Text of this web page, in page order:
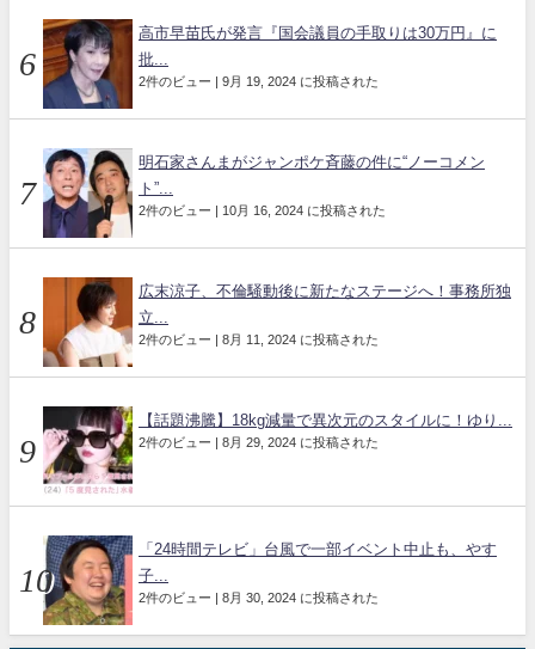
高市早苗氏が発言『国会議員の手取りは30万円』に
批...
2件のビュー | 9月 19, 2024 に投稿された
明石家さんまがジャンポケ斉藤の件に“ノーコメン
ト”...
2件のビュー | 10月 16, 2024 に投稿された
広末涼子、不倫騒動後に新たなステージへ！事務所独
立...
2件のビュー | 8月 11, 2024 に投稿された
【話題沸騰】18kg減量で異次元のスタイルに！ゆり...
2件のビュー | 8月 29, 2024 に投稿された
「24時間テレビ」台風で一部イベント中止も、やす
子...
2件のビュー | 8月 30, 2024 に投稿された